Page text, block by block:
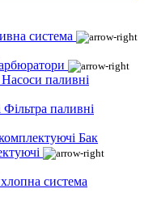
система
Насоси паливні
Фільтра паливні
Бак
система